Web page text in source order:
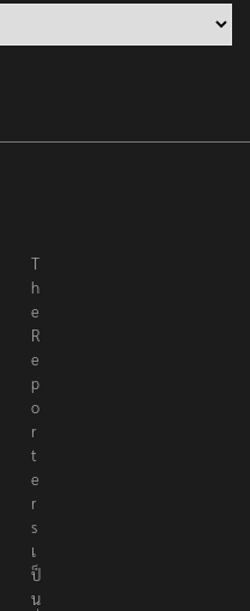
T
h
e
R
e
p
o
r
t
e
r
s
เ
ป็
น